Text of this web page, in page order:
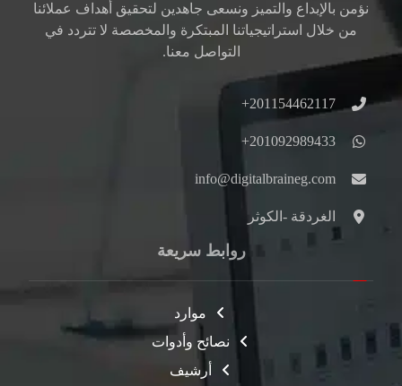
نؤمن بالإبداع والتميز ونسعى جاهدين لتحقيق أهداف عملائنا
من خلال استراتيجياتنا المبتكرة والمخصصة لا تتردد في
التواصل معنا.
201154462117+
201092989433+
info@digitalbraineg.com
الغردقة -الكوثر
روابط سريعة
موارد
نصائح وأدوات
أرشيف